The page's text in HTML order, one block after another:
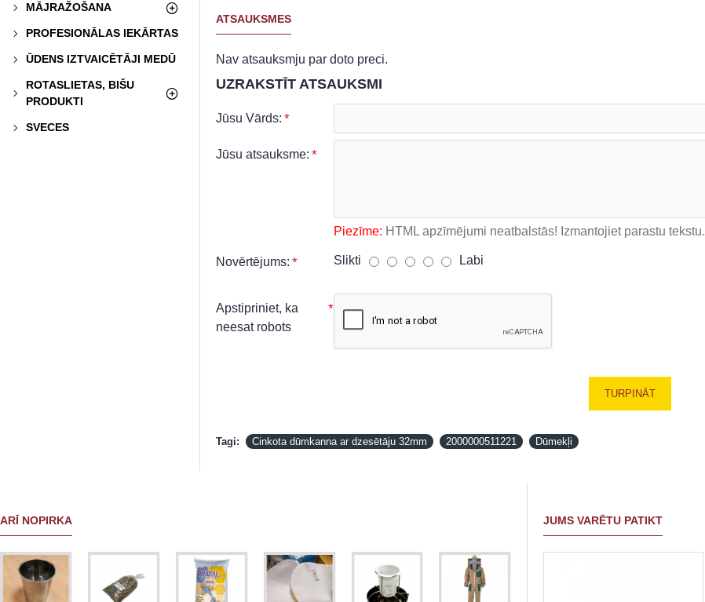
MĀJRAŽOŠANA
PROFESIONĀLAS IEKĀRTAS
ŪDENS IZTVAICĒTĀJI MEDŪ
ROTASLIETAS, BIŠU
PRODUKTI
SVECES
ATSAUKSMES
Nav atsauksmju par doto preci.
UZRAKSTĪT ATSAUKSMI
Jūsu Vārds:
Jūsu atsauksme:
Piezīme: HTML apzīmējumi neatbalstās! Izmantojiet parastu tekstu.
Novērtējums: Slikti Labi
Apstipriniet, ka
neesat robots
TURPINĀT
Tagi: Cinkota dūmkanna ar dzesētāju 32mm 2000000511221 Dūmekļi
ARĪ NOPIRKA JUMS VARĒTU PATIKT
NAV PIEEJAMS